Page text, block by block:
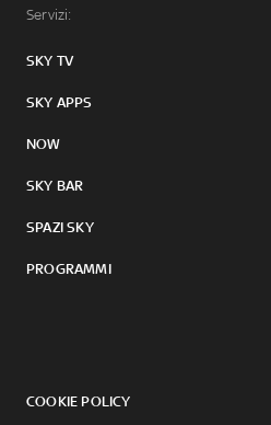
Servizi:
SKY TV
SKY APPS
NOW
SKY BAR
SPAZI SKY
PROGRAMMI
COOKIE POLICY